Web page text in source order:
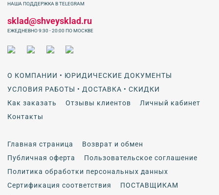
О КОМПАНИИ • ЮРИДИЧЕСКИЕ ДОКУМЕНТЫ
УСЛОВИЯ РАБОТЫ • ДОСТАВКА • СКИДКИ
Как заказать
Отзывы клиентов
Личный кабинет
Контакты
Главная страница
Возврат и обмен
Публичная оферта
Пользовательское соглашение
Политика обработки персональных данных
Сертификация соответствия
ПОСТАВЩИКАМ
НАША ПОДДЕРЖКА В TELEGRAM
sklad@shveysklad.ru
ЕЖЕДНЕВНО 9:30 - 20:00 ПО МОСКВЕ